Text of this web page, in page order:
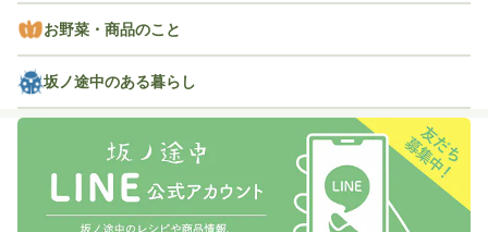
お野菜・商品のこと
坂ノ途中のある暮らし